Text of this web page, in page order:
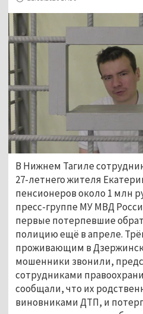
В Нижнем Тагиле
27-летнего жителя
пенсионеров около 1 млн
пресс-группе МУ МВД
первые потерпевшие
полицию ещё в апреле.
проживающим в
мошенники звонили,
сотрудниками
сообщали, что их
виновниками ДТП, и